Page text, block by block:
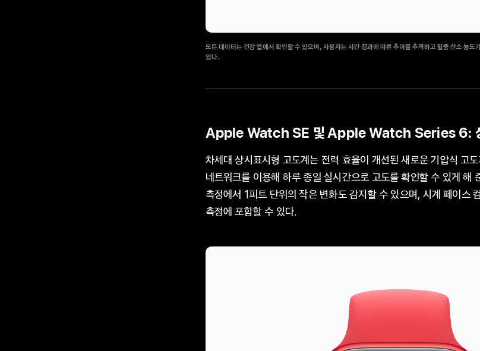
모든 데이터는 건강 앱에서 확인할 수 있으며, 사용자는 시간 경과에 따른 추이를 추적하고 혈중 산소 농도
있다.
Apple Watch SE 및 Apple Watch Series 6: 상
차세대 상시표시형 고도계는 전력 효율이 개선된 새로운 기압식 고
네트워크를 이용해 하루 종일 실시간으로 고도를 확인할 수 있게 해
측정에서 1피트 단위의 작은 변화도 감지할 수 있으며, 시계 페이스
측정에 포함할 수 있다.